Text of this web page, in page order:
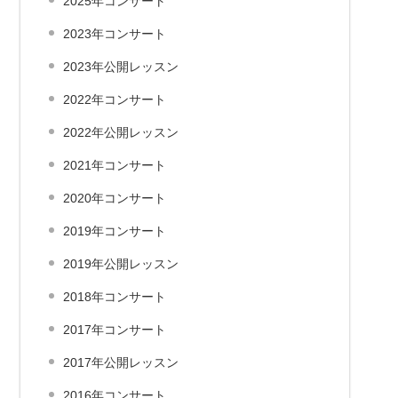
2023年コンサート
2023年公開レッスン
2022年コンサート
2022年公開レッスン
2021年コンサート
2020年コンサート
2019年コンサート
2019年公開レッスン
2018年コンサート
2017年コンサート
2017年公開レッスン